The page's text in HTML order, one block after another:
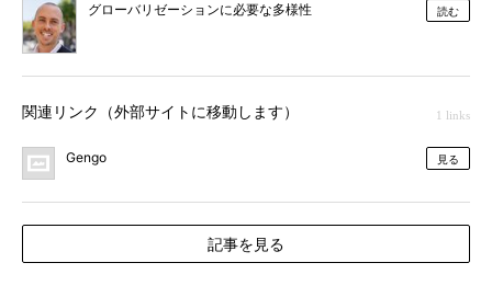
グローバリゼーションに必要な多様性 読む
関連リンク（外部サイトに移動します） 1 links
Gengo 見る
記事を見る